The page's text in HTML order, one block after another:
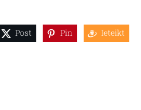
Post Pin Ieteikt